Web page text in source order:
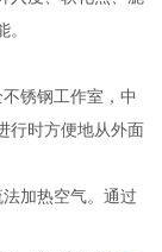
锈钢工作室，中
行时方便地从外面
加热空气。通过